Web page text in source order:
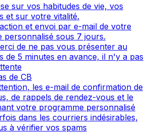
sur vos habitudes de vie, vos
et sur votre vitalité.
et envoi par e-mail de votre
personnalisé sous 7 jours.
de ne pas vous présenter au
de 5 minutes en avance, il n'y a pas
de CB
les e-mail de confirmation de
de rappels de rendez-vous et le
votre programme personnalisé
dans les courriers indésirables,
à vérifier vos spams